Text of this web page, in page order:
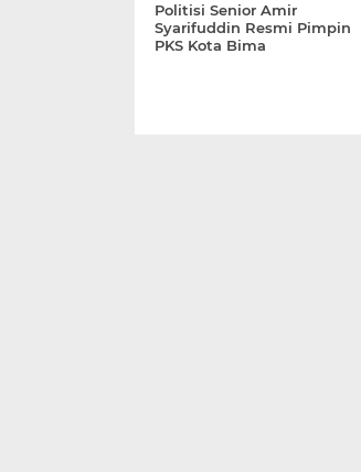
Politisi Senior Amir
Syarifuddin Resmi Pimpin
PKS Kota Bima